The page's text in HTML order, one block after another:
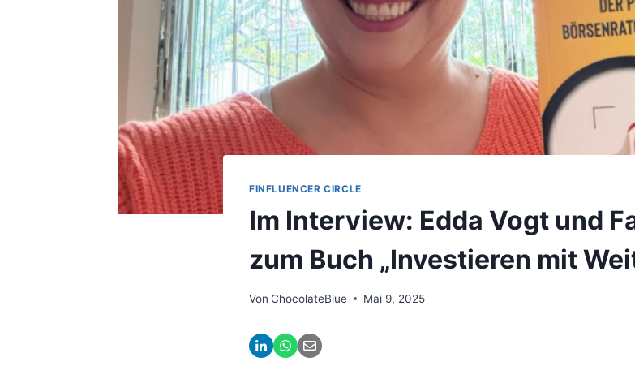
FINFLUENCER CIRCLE
Im Interview: Edda Vogt und
zum Buch „Investieren mit
Von ChocolateBlue Mai 9, 2025